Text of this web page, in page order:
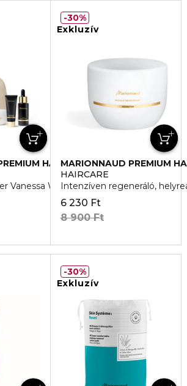
HAIR CARE
Vanessa Wu X Marionnaud
Exkluzív
MARIONNAUD PREMIUM
HAIRCARE
Intenzíven regeneráló,
6 230 Ft
8 900 Ft
30%
Exkluzív
30%